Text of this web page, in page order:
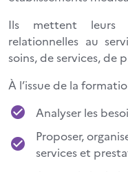
Ils mettent leurs
relationnelles au
soins, de services, de
À l’issue de la
Analyser les
Proposer,
services et